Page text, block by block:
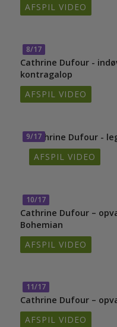
AFSPIL VIDEO
8/17
Cathrine Dufour -
kontragalop
AFSPIL VIDEO
9/17
Cathrine Dufour -
AFSPIL VIDEO
10/17
Cathrine Dufour –
Bohemian
AFSPIL VIDEO
11/17
Cathrine Dufour –
AFSPIL VIDEO